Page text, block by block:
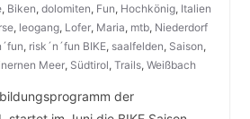
, Biken, dolomiten, Fun, Hochkönig, Italien
, leogang, Lofer, Maria, mtb, Niederdorf
, risk´n´fun BIKE, saalfelden, Saison,
Meer, Südtirol, Trails, Weißbach
der